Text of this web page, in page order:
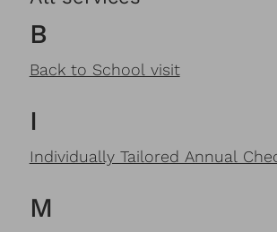
B
Back to School visit
I
Individually Tailored Annual
M